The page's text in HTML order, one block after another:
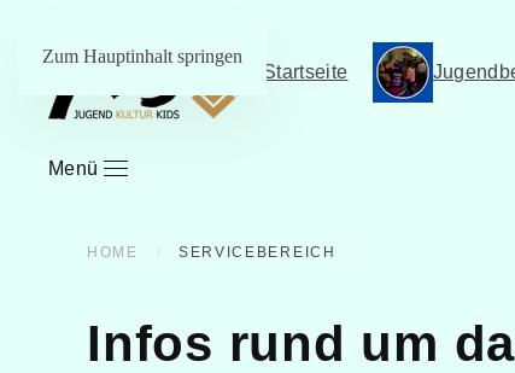
Zum Hauptinhalt springen
Startseite
Menü
HOME SERVICEBEREICH
Infos rund um